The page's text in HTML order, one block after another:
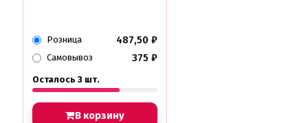
Розница 487,50 ₽
Самовывоз 375 ₽
Осталось 3 шт.
В корзину